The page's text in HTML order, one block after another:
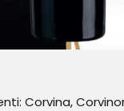
Corvina,